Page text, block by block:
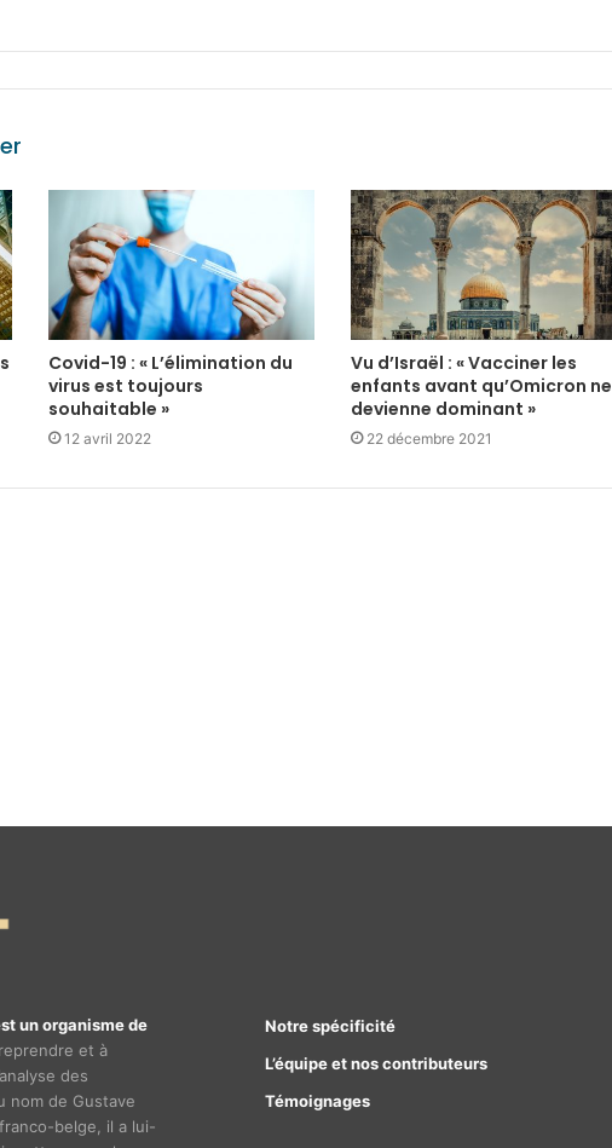
Covid-19 : « L’élimination du
virus est toujours
souhaitable »
12 avril 2022
Vu d’Israël : « Vacciner les
enfants avant qu’Omicron ne
devienne dominant »
22 décembre 2021
un organisme de
et à
des
nom de Gustave
belge, il a lui-
Notre spécificité
L’équipe et nos contributeurs
Témoignages